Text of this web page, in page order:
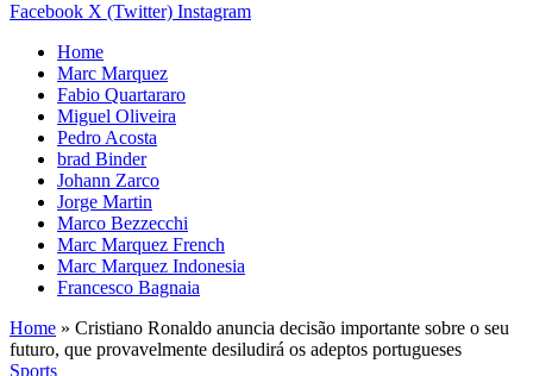
Facebook X (Twitter) Instagram
Home
Marc Marquez
Fabio Quartararo
Miguel Oliveira
Pedro Acosta
brad Binder
Johann Zarco
Jorge Martin
Marco Bezzecchi
Marc Marquez French
Marc Marquez Indonesia
Francesco Bagnaia
Home » Cristiano Ronaldo anuncia decisão importante sobre o seu
futuro, que provavelmente desiludirá os adeptos portugueses
Sports